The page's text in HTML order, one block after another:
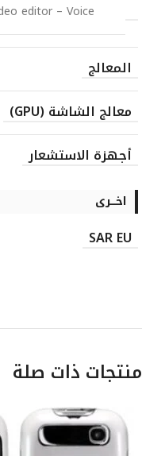
editor – Voice
المعالج
معالج الشاشة (GPU)
أجهزة الاستشعار
اخـــرى
SAR EU
منتجات ذات صلة